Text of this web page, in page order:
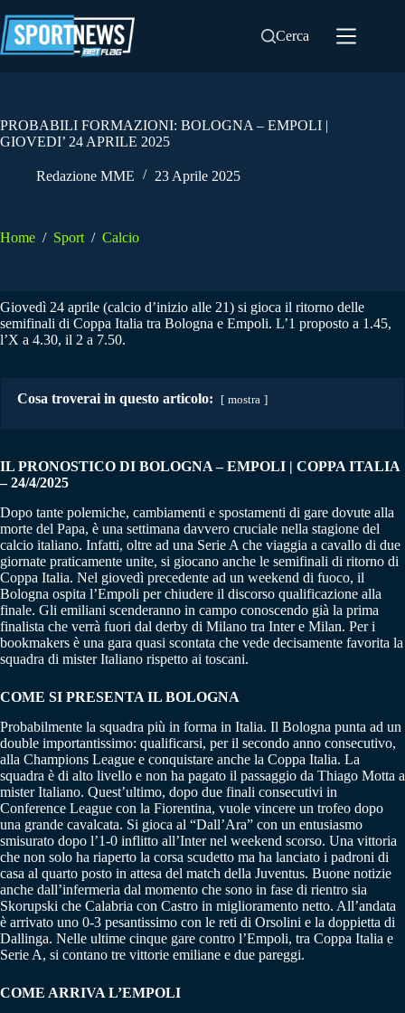
al
contenuto
Cerca
PROBABILI FORMAZIONI: BOLOGNA – EMPOLI |
GIOVEDI’ 24 APRILE 2025
Redazione MME 23 Aprile 2025
Home / Sport / Calcio
Giovedì 24 aprile (calcio d’inizio alle 21) si gioca il ritorno delle
semifinali di Coppa Italia tra Bologna e Empoli. L’1 proposto a 1.45,
l’X a 4.30, il 2 a 7.50.
Cosa troverai in questo articolo: mostra
IL PRONOSTICO DI BOLOGNA – EMPOLI | COPPA ITALIA
– 24/4/2025
Dopo tante polemiche, cambiamenti e spostamenti di gare dovute alla
morte del Papa, è una settimana davvero cruciale nella stagione del
calcio italiano. Infatti, oltre ad una Serie A che viaggia a cavallo di due
giornate praticamente unite, si giocano anche le semifinali di ritorno di
Coppa Italia. Nel giovedì precedente ad un weekend di fuoco, il
Bologna ospita l’Empoli per chiudere il discorso qualificazione alla
finale. Gli emiliani scenderanno in campo conoscendo già la prima
finalista che verrà fuori dal derby di Milano tra Inter e Milan. Per i
bookmakers è una gara quasi scontata che vede decisamente favorita la
squadra di mister Italiano rispetto ai toscani.
COME SI PRESENTA IL BOLOGNA
Probabilmente la squadra più in forma in Italia. Il Bologna punta ad un
double importantissimo: qualificarsi, per il secondo anno consecutivo,
alla Champions League e conquistare anche la Coppa Italia. La
squadra è di alto livello e non ha pagato il passaggio da Thiago Motta a
mister Italiano. Quest’ultimo, dopo due finali consecutivi in
Conference League con la Fiorentina, vuole vincere un trofeo dopo
una grande cavalcata. Si gioca al “Dall’Ara” con un entusiasmo
smisurato dopo l’1-0 inflitto all’Inter nel weekend scorso. Una vittoria
che non solo ha riaperto la corsa scudetto ma ha lanciato i padroni di
casa al quarto posto in attesa del match della Juventus. Buone notizie
anche dall’infermeria dal momento che sono in fase di rientro sia
Skorupski che Calabria con Castro in miglioramento netto. All’andata
è arrivato uno 0-3 pesantissimo con le reti di Orsolini e la doppietta di
Dallinga. Nelle ultime cinque gare contro l’Empoli, tra Coppa Italia e
Serie A, si contano tre vittorie emiliane e due pareggi.
COME ARRIVA L’EMPOLI